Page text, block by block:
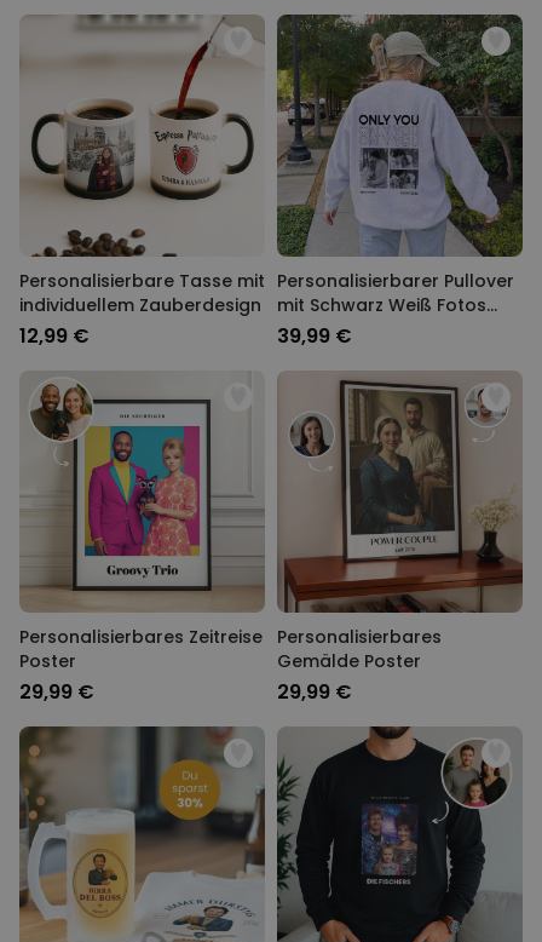
Personalisierbare Tasse mit
individuellem Zauberdesign
12,99 €
Personalisierbarer Pullover
mit Schwarz Weiß Fotos
und Text
39,99 €
Personalisierbares Zeitreise
Poster
29,99 €
Personalisierbares
Gemälde Poster
29,99 €
MARKETING SONSTIGE